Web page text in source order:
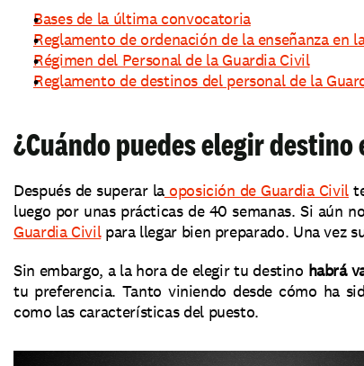
Bases de la última convocatoria
Reglamento de ordenación de la enseñanza en
Régimen del Personal de la Guardia Civil
Reglamento de destinos del personal de la
¿Cuándo puedes elegir
Después de superar la oposición de Guardia Civil
luego por unas prácticas de 40 semanas. Si aún
Guardia Civil para llegar bien preparado. Una vez
Sin embargo, a la hora de elegir tu destino habrá
tu preferencia. Tanto viniendo desde cómo ha
como las características del puesto.